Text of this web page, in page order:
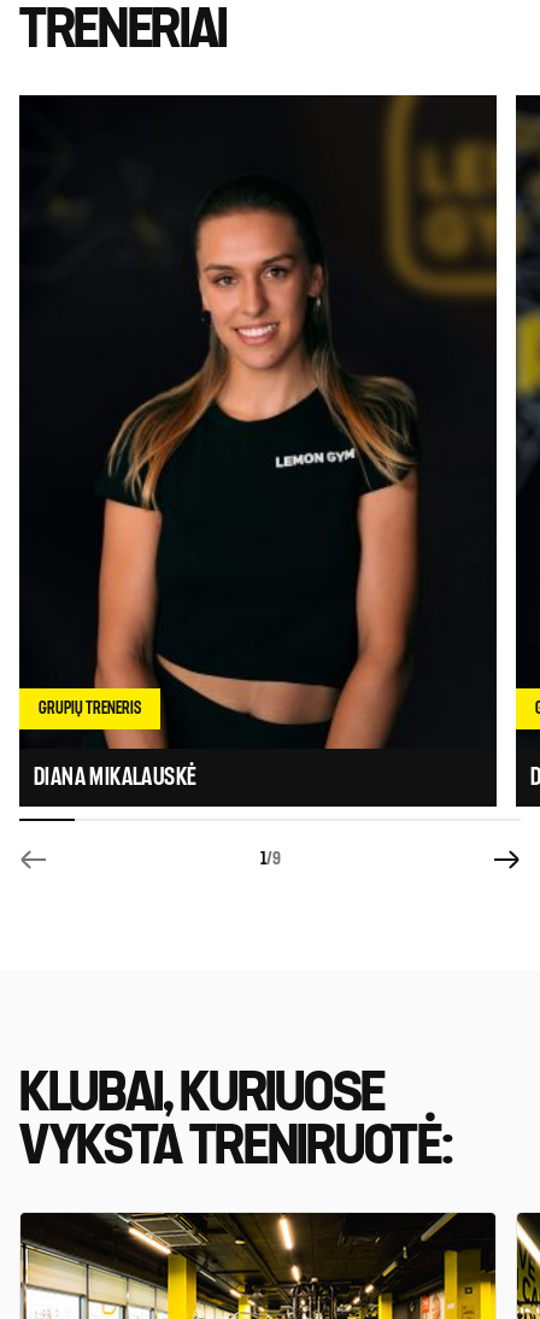
TRENERIAI
GRUPIŲ TRENERIS
DIANA MIKALAUSKĖ
1/9
KLUBAI, KURIUOSE
VYKSTA TRENIRUOTĖ: